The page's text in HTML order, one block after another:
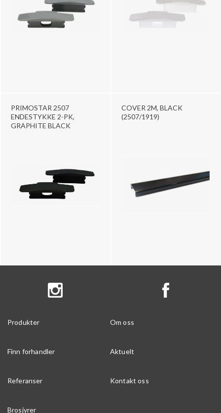
PRIMOSTAR 2507
ENDESTYKKE 2-PK,
GRAPHITE BLACK
COVER 2M, BLACK
(2507/1919)
Produkter Om oss
Finn forhandler Aktuelt
Referanser Kontakt oss
Brosjyrer